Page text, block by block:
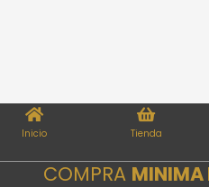
Inicio Tienda
COMPRA MINIMA